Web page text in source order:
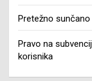
Pretežno sunčano
Pravo na
korisnika